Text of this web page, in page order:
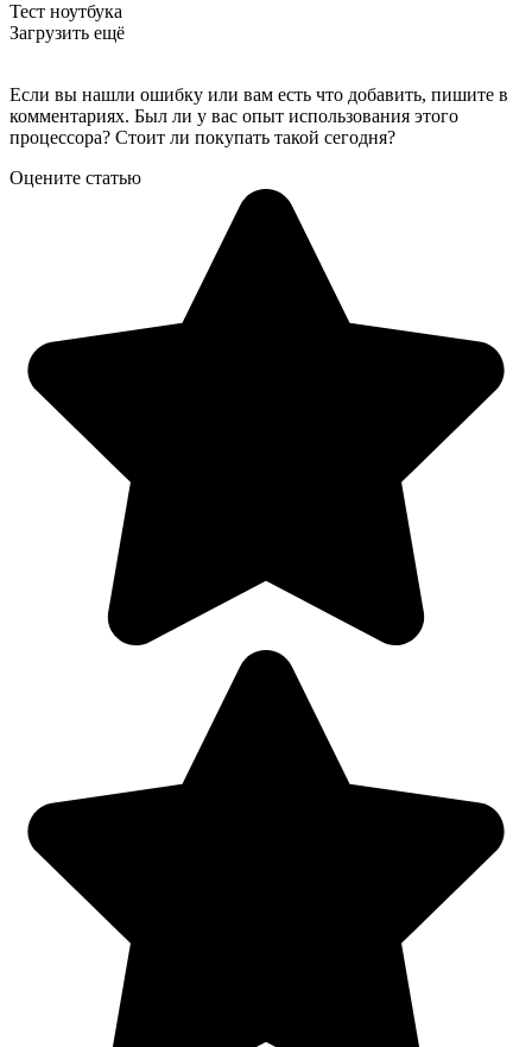
Тест ноутбука
Загрузить ещё
Если вы нашли ошибку или вам есть что добавить, пишите в
комментариях. Был ли у вас опыт использования этого
процессора? Стоит ли покупать такой сегодня?
Оцените статью